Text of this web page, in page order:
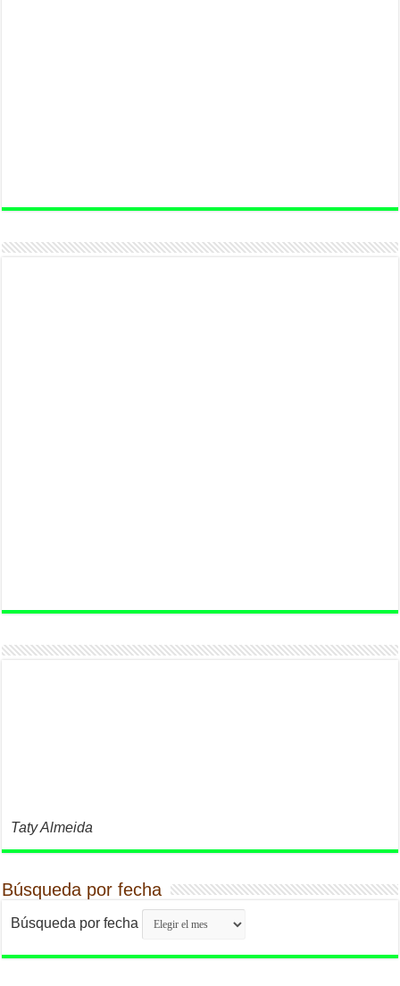
Taty Almeida
Búsqueda por fecha
Búsqueda por fecha